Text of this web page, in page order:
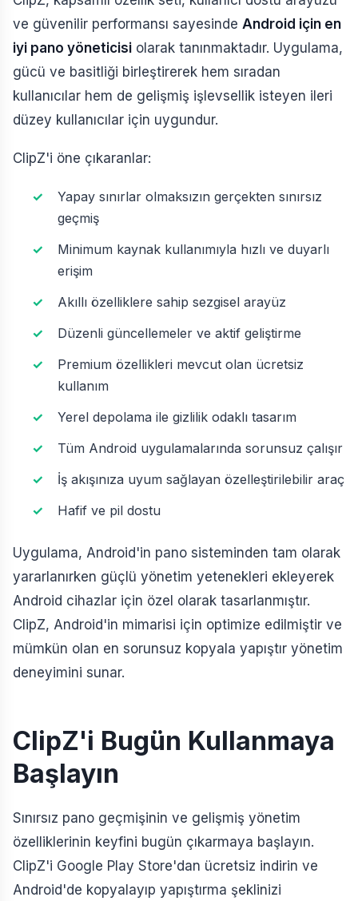
ve güvenilir performansı sayesinde Android için en
iyi pano yöneticisi olarak tanınmaktadır. Uygulama,
gücü ve basitliği birleştirerek hem sıradan
kullanıcılar hem de gelişmiş işlevsellik isteyen ileri
düzey kullanıcılar için uygundur.
ClipZ'i öne çıkaranlar:
Yapay sınırlar olmaksızın gerçekten sınırsız
geçmiş
Minimum kaynak kullanımıyla hızlı ve duyarlı
erişim
Akıllı özelliklere sahip sezgisel arayüz
Düzenli güncellemeler ve aktif geliştirme
Premium özellikleri mevcut olan ücretsiz
kullanım
Yerel depolama ile gizlilik odaklı tasarım
Tüm Android uygulamalarında sorunsuz çalışır
İş akışınıza uyum sağlayan özelleştirilebilir araç
Hafif ve pil dostu
Uygulama, Android'in pano sisteminden tam olarak
yararlanırken güçlü yönetim yetenekleri ekleyerek
Android cihazlar için özel olarak tasarlanmıştır.
ClipZ, Android'in mimarisi için optimize edilmiştir ve
mümkün olan en sorunsuz kopyala yapıştır yönetim
deneyimini sunar.
ClipZ'i Bugün Kullanmaya
Başlayın
Sınırsız pano geçmişinin ve gelişmiş yönetim
özelliklerinin keyfini bugün çıkarmaya başlayın.
ClipZ'i Google Play Store'dan ücretsiz indirin ve
Android'de kopyalayıp yapıştırma şeklinizi